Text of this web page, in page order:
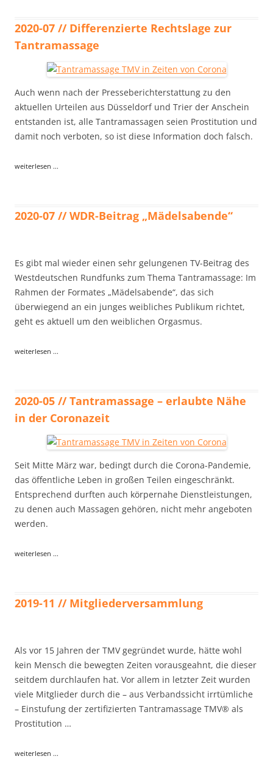
2020-07 // Differenzierte Rechtslage zur
Tantramassage
Auch wenn nach der Presseberichterstattung zu den
aktuellen Urteilen aus Düsseldorf und Trier der Anschein
entstanden ist, alle Tantramassagen seien Prostitution und
damit noch verboten, so ist diese Information doch falsch.
weiterlesen ...
2020-07 // WDR-Beitrag „Mädelsabende“
Es gibt mal wieder einen sehr gelungenen TV-Beitrag des
Westdeutschen Rundfunks zum Thema Tantramassage: Im
Rahmen der Formates „Mädelsabende“, das sich
überwiegend an ein junges weibliches Publikum richtet,
geht es aktuell um den weiblichen Orgasmus.
weiterlesen ...
2020-05 // Tantramassage – erlaubte Nähe
in der Coronazeit
Seit Mitte März war, bedingt durch die Corona-Pandemie,
das öffentliche Leben in großen Teilen eingeschränkt.
Entsprechend durften auch körpernahe Dienstleistungen,
zu denen auch Massagen gehören, nicht mehr angeboten
werden.
weiterlesen ...
2019-11 // Mitgliederversammlung
Als vor 15 Jahren der TMV gegründet wurde, hätte wohl
kein Mensch die bewegten Zeiten vorausgeahnt, die dieser
seitdem durchlaufen hat. Vor allem in letzter Zeit wurden
viele Mitglieder durch die – aus Verbandssicht irrtümliche
– Einstufung der zertifizierten Tantramassage TMV® als
Prostitution …
weiterlesen ...